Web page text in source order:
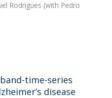
Rodrigues (with Pedro
time-series
disease